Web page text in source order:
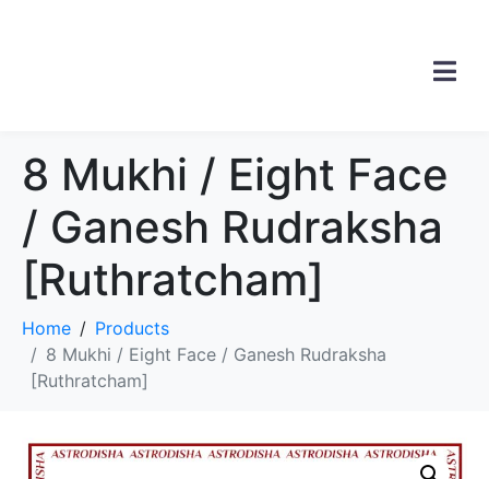
8 Mukhi / Eight Face
/ Ganesh Rudraksha
[Ruthratcham]
Home
Products
8 Mukhi / Eight Face / Ganesh Rudraksha
[Ruthratcham]